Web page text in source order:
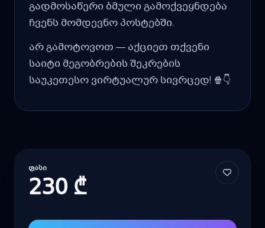
გადმოსაწერი ბმული გამოქვეყნდება
ჩვენს მომდევნო პოსტებში.
არ გამოტოვოთ — აქციეთ თქვენი
საიტი მეგობრების შეკრების
საუკეთესო ვირტუალურ სივრცედ! 🍿👇
ᲤᲐᲡᲘ
230 ₾